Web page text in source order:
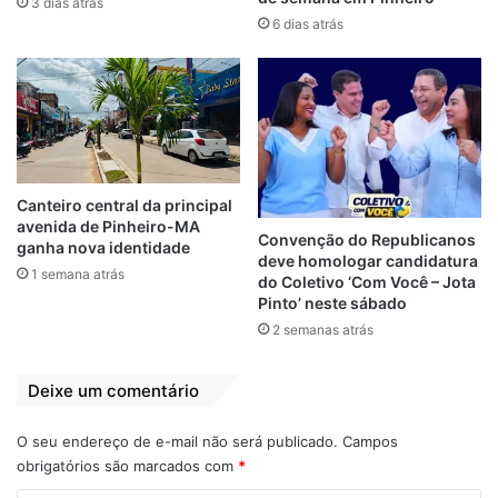
Camarão, Leal, João Victor, Bolinha,
Negueba, Felipe e Diego Renan.
Por outro lado, o clube informou que não
devem seguir no clube por diferentes
motivos, entre os quais outras propostas, os
meias Flamel e Lenílson, os atacantes
Maurinho e Gleydisson, o volante Mauro, os
zagueiros Marquinhos e Antônio Lara, e o
lateral-esquerdo Vinícius Paiva.
O Moto tem estreia prevista para a Série D
do Campeonato Brasileiro entre os dias 5 e
Por João Ricardo (GE
6 dias atrás
Canteiro central da principal
avenida de Pinheiro-MA
ganha nova identidade
1 semana atrás
Convenção do Republicanos
deve homologar candidatura
do Coletivo ‘Com Você – Jota
Pinto’ neste sábado
2 semanas atrás
Deixe um comentário
O seu endereço de e-mail não será publicado. Campos
obrigatórios são marcados com *